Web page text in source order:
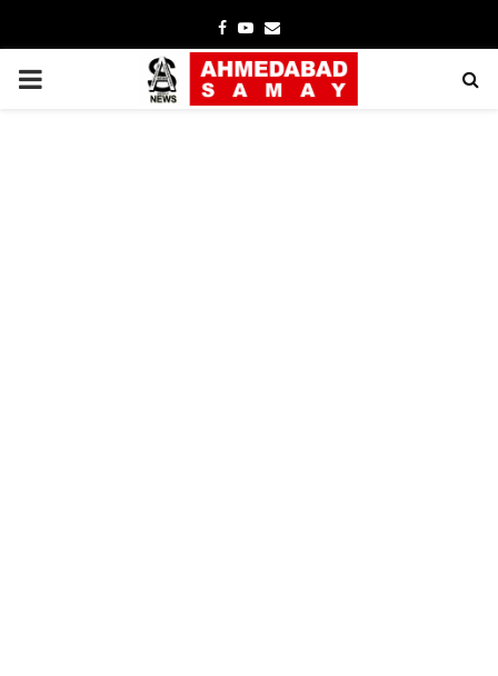
Facebook
YoutubeEmail
PRIMARY